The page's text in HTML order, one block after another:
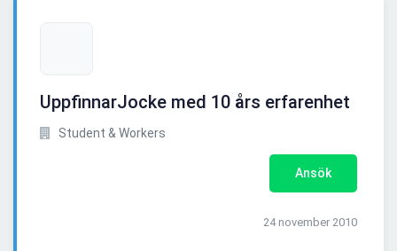
UppfinnarJocke med 10 års erfarenhet
Student & Workers
Ansök
24 november 2010